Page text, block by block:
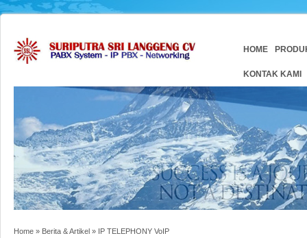
HOME
KONTAK KAMI
Home » Berita & Artikel » IP TELEPHONY VoIP